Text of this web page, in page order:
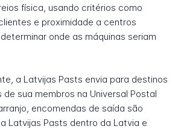
física, usando critérios como
e proximidade a centros
onde as máquinas seriam
a Latvijas Pasts envia para destinos
de sua membros na Universal Postal
encomendas de saída são
Latvijas Pasts dentro da Latvia e